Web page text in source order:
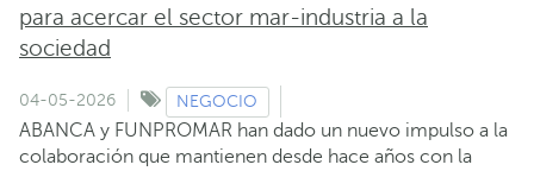
para acercar el sector mar-industria a la
sociedad
04-05-2026 NEGOCIO
ABANCA y FUNPROMAR han dado un nuevo impulso a la
colaboración que mantienen desde hace años con la